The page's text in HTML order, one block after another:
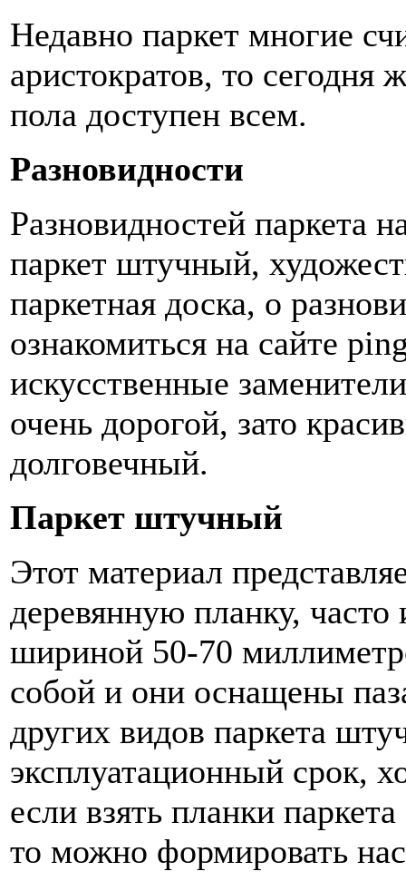
Недавно паркет многие
аристократов, то сегодня
пола доступен всем.
Разновидности
Разновидностей паркета
паркет штучный,
паркетная доска, о
ознакомиться на сайте
искусственные
очень дорогой, зато
долговечный.
Паркет штучный
Этот материал
деревянную планку,
шириной 50-70
собой и они оснащены
других видов паркета
эксплуатационный срок,
если взять планки
то можно формировать